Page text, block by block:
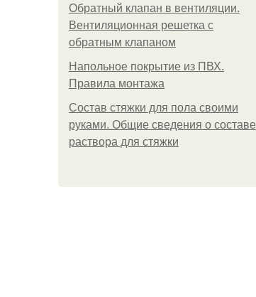
Обратный клапан в вентиляции.
Вентиляционная решетка с
обратным клапаном
Напольное покрытие из ПВХ.
Правила монтажа
Состав стяжки для пола своими
руками. Общие сведения о составе
раствора для стяжки